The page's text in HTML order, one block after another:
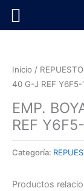
Inicio /
40 G-J REF
EMP.
REF
Categoría:
Productos